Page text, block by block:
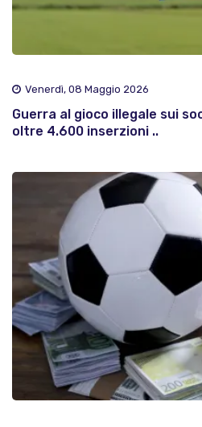
Venerdì, 08 Maggio 2026
Guerra al gioco illegale sui
oltre 4.600 inserzioni ..